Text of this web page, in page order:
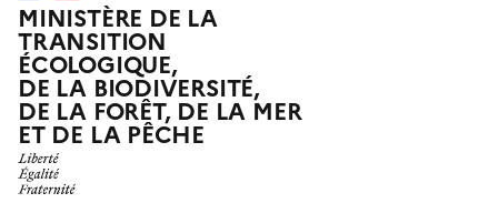
MINISTÈRE DE LA
TRANSITION
ÉCOLOGIQUE,
DE LA BIODIVERSITÉ,
DE LA FORÊT, DE LA MER
ET DE LA PÊCHE